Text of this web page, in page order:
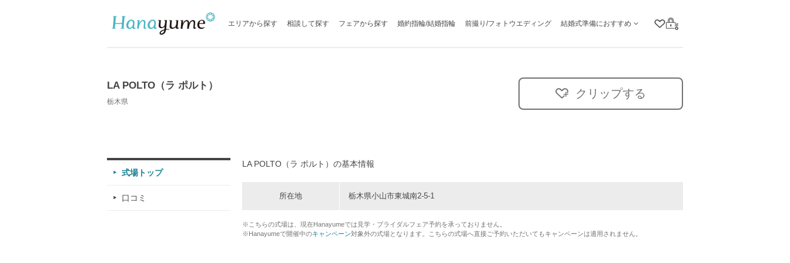
エリアから探す 相談して探す フェアから探す 婚約指輪/結婚指輪 前撮り/フォトウエディング 結婚式準備におすすめ
クリップリスト
ログイン
LA POLTO（ラ ポルト）
栃木県
クリップする
式場トップ
口コミ
LA POLTO（ラ ポルト）の基本情報
所在地 栃木県小山市東城南2-5-1
※こちらの式場は、現在Hanayumeでは見学・ブライダルフェア予約を承っておりません。
※Hanayumeで開催中のキャンペーン対象外の式場となります。こちらの式場へ直接ご予約いただいてもキャンペーンは適用されません。